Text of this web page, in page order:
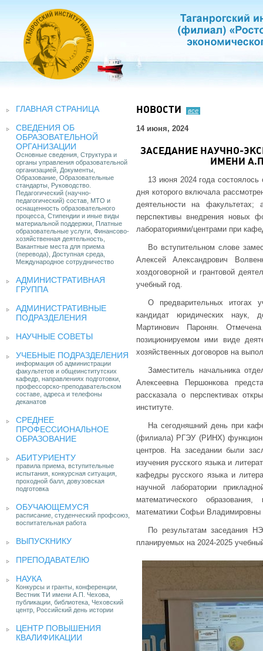
ГЛАВНАЯ СТРАНИЦА
СВЕДЕНИЯ ОБ
ОБРАЗОВАТЕЛЬНОЙ
ОРГАНИЗАЦИИ
Основные сведения, Структура и
органы управления образовательной
организацией, Документы,
Образование, Образовательные
стандарты, Руководство.
Педагогический (научно-
педагогический) состав, МТО и
оснащенность образовательного
процесса, Стипендии и иные виды
материальной поддержки, Платные
образовательные услуги, Финансово-
хозяйственная деятельность,
Вакантные места для приема
(перевода), Доступная среда,
Международное сотрудничество
АДМИНИСТРАТИВНАЯ
ГРУППА
АДМИНИСТРАТИВНЫЕ
ПОДРАЗДЕЛЕНИЯ
НАУЧНЫЕ СОВЕТЫ
УЧЕБНЫЕ ПОДРАЗДЕЛЕНИЯ
информация об администрации
факультетов и общеинститутских
кафедр, направлениях подготовки,
профессорско-преподавательском
составе, адреса и телефоны
деканатов
СРЕДНЕЕ
ПРОФЕССИОНАЛЬНОЕ
ОБРАЗОВАНИЕ
АБИТУРИЕНТУ
правила приема, вступительные
испытания, конкурсная ситуация,
проходной балл, довузовская
подготовка
ОБУЧАЮЩЕМУСЯ
расписание, студенческий профсоюз,
воспитательная работа
ВЫПУСКНИКУ
ПРЕПОДАВАТЕЛЮ
НАУКА
Конкурсы и гранты, конференции,
Вестник ТИ имени А.П. Чехова,
публикации, библиотека, Чеховский
центр, Российский день истории
ЦЕНТР ПОВЫШЕНИЯ
КВАЛИФИКАЦИИ
НОВОСТИ все
14 июня, 2024
ЗАСЕДАНИЕ НАУЧНО-
ИМЕНИ
13 июня 2024 года состоялось
дня которого включала
деятельности на факультетах;
перспективы внедрения новых
лабораториями/центрами при
Во вступительном слове
Алексей Александрович
хоздоговорной и грантовой
учебный год.
О предварительных итогах
кандидат юридических наук,
Мартинович Паронян.
позиционируемом ими виде
хозяйственных договоров на
Заместитель начальника
Алексеевна Першонкова
рассказала о перспективах
институте.
На сегодняшний день при
(филиала) РГЭУ (РИНХ)
центров. На заседании были
изучения русского языка и
кафедры русского языка и
научной лаборатории
математического
математики Софьи Владимировны
По результатам заседания
планируемых на 2024-2025